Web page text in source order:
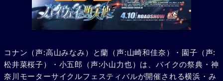
コナン（声:高山みなみ）と蘭（声:山崎和佳奈）・園子（声:
松井菜桜子）・小五郎（声:小山力也）は、バイクの祭典・神
奈川モーターサイクルフェスティバルが開催される横浜・み